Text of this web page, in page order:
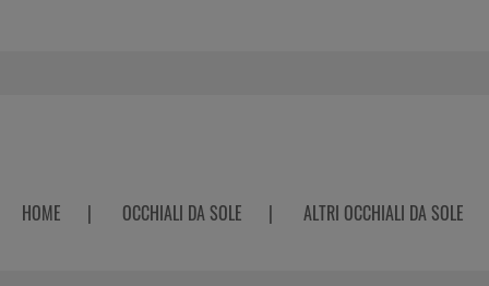
HOME | OCCHIALI DA SOLE | ALTRI OCCHIALI DA SOLE